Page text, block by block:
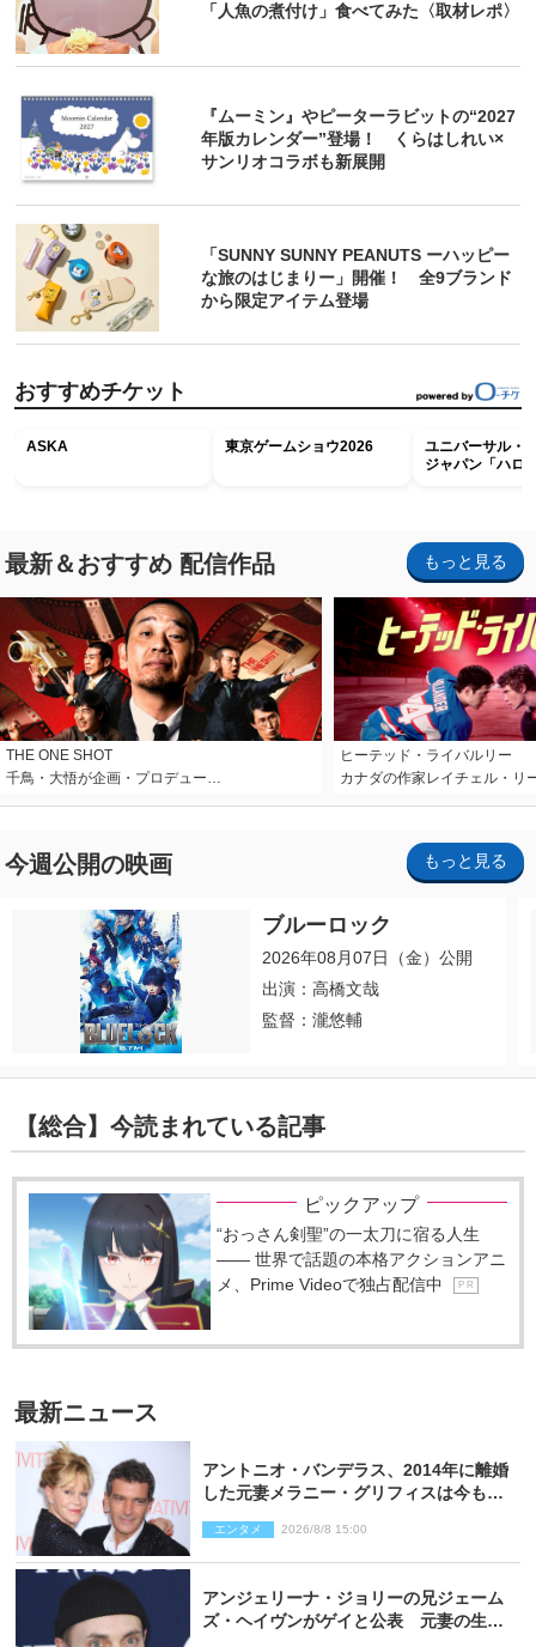
「人魚の煮付け」食べてみた〈取材レポ〉
『ムーミン』やピーターラビットの“2027
年版カレンダー”登場！ くらはしれい×
サンリオコラボも新展開
「SUNNY SUNNY PEANUTS ーハッピー
な旅のはじまりー」開催！ 全9ブランド
から限定アイテム登場
おすすめチケット
ASKA 東京ゲームショウ2026
ユニバーサル・
ジャパン「ハロ
最新＆おすすめ 配信作品 もっと見る
THE ONE SHOT
千鳥・大悟が企画・プロデュー…
ヒーテッド・ライバルリー
カナダの作家レイチェル・リ
今週公開の映画 もっと見る
ブルーロック
2026年08月07日（金）公開
出演：高橋文哉
監督：瀧悠輔
【総合】今読まれている記事
ピックアップ
“おっさん剣聖”の一太刀に宿る人生
―― 世界で話題の本格アクションアニ
メ、Prime Videoで独占配信中
P R
最新ニュース
アントニオ・バンデラス、2014年に離婚
した元妻メラニー・グリフィスは今も
エンタメ 2026/8/8 15:00
アンジェリーナ・ジョリーの兄ジェーム
ズ・ヘイヴンがゲイと公表 元妻の生配